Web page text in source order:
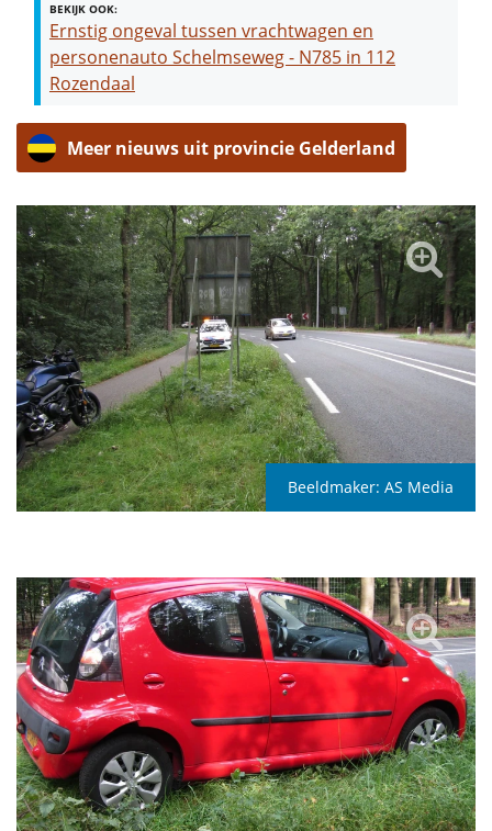
BEKIJK OOK:
Ernstig ongeval tussen vrachtwagen en
personenauto Schelmseweg - N785 in 112
Rozendaal
Meer nieuws uit provincie Gelderland
Beeldmaker: AS Media